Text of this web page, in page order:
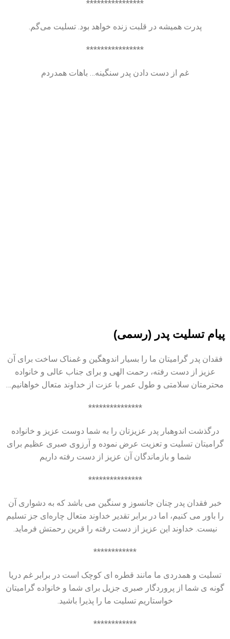
****************
پدرت همیشه در قلبت زنده خواهد بود. تسلیت می‌گم.
****************
غم از دست دادن پدر سنگینه… باهات همدردم
پیام تسلیت پدر (رسمی)
فقدان پدر گرامیتان ما را بسیار اندوهگین و غمناک ساخت برای آن
عزیز از دست رفته، رحمت الهی و برای جناب عالی و خانواده
محترمتان سلامتی و طول عمر با عزت از خداوند متعال خواهانیم…
***************
درگذشت اندوهبار پدر عزیزتان را به شما دوست عزیز و خانواده
گرامیتان تسلیت و تعزیت عرض نموده و آرزوی صبری عظیم برای
شما و بازماندگان آن عزیز از دست رفته داریم
***************
خبر فقدان پدر چنان جانسوز و سنگین می باشد که به دشواری آن
را باور می کنیم، اما در برابر تقدیر خداوند متعال چاره‌ای جز تسلیم
نیست. خداوند این عزیز از دست رفته را قرین رحمتش فرماید.
************
تسلیت و همدردی ما مانند قطره ای کوچک است در برابر غم دریا
گونه ی شما از پروردگار صبری جزیل برای شما و خانواده گرامیتان
خواستاریم تسلیت ما را پذیرا باشید.
************